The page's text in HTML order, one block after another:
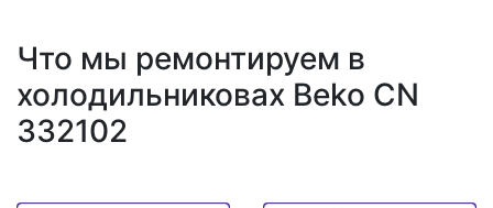
Что мы ремонтируем в
холодильниковах Beko CN
332102